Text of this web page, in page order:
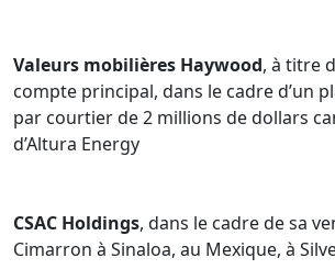
Valeurs mobilières Haywood, à titre
compte principal, dans le cadre d’un
par courtier de 2 millions de dollars
d’Altura Energy
CSAC Holdings, dans le cadre de sa
Cimarron à Sinaloa, au Mexique, à